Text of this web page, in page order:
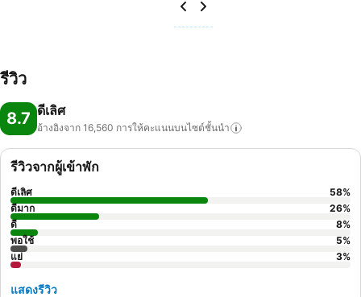
รีวิว
8.7 ดีเลิศ
อ้างอิงจาก 16,560 การให้คะแนนบนไซต์ชั้นนำ
รีวิวจากผู้เข้าพัก
ดีเลิศ 58%
ดีมาก
26%
ดี
8%
พอใช้
5%
แย่
3%
แสดงรีวิว